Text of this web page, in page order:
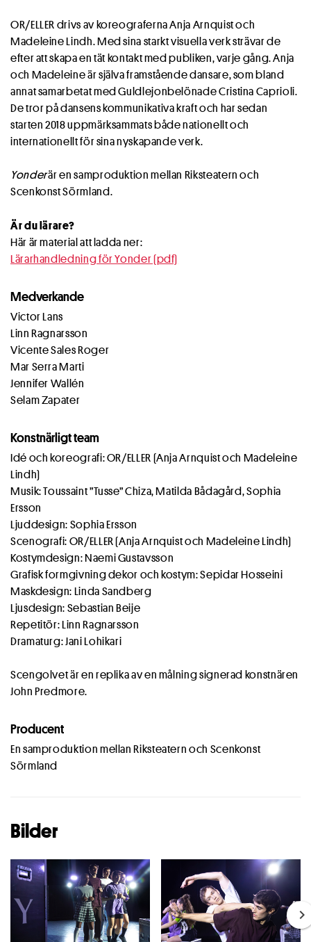
OR/ELLER drivs av koreograferna Anja Arnquist och
Madeleine Lindh. Med sina starkt visuella verk strävar de
efter att skapa en tät kontakt med publiken, varje gång. Anja
och Madeleine är själva framstående dansare, som bland
annat samarbetat med Guldlejonbelönade Cristina Caprioli.
De tror på dansens kommunikativa kraft och har sedan
starten 2018 uppmärksammats både nationellt och
internationellt för sina nyskapande verk.
Yonderär en samproduktion mellan Riksteatern och
Scenkonst Sörmland.
Är du lärare?
Här är material att ladda ner:
Lärarhandledning för Yonder (pdf)
Medverkande
Victor Lans
Linn Ragnarsson
Vicente Sales Roger
Mar Serra Marti
Jennifer Wallén
Selam Zapater
Konstnärligt team
Idé och koreografi: OR/ELLER (Anja Arnquist och Madeleine
Lindh)
Musik: Toussaint ”Tusse” Chiza, Matilda Bådagård, Sophia
Ersson
Ljuddesign: Sophia Ersson
Scenografi: OR/ELLER (Anja Arnquist och Madeleine Lindh)
Kostymdesign: Naemi Gustavsson
Grafisk formgivning dekor och kostym: Sepidar Hosseini
Maskdesign: Linda Sandberg
Ljusdesign: Sebastian Beije
Repetitör: Linn Ragnarsson
Dramaturg: Jani Lohikari
Scengolvet är en replika av en målning signerad konstnären
John Predmore.
Producent
En samproduktion mellan Riksteatern och Scenkonst
Sörmland
Bilder